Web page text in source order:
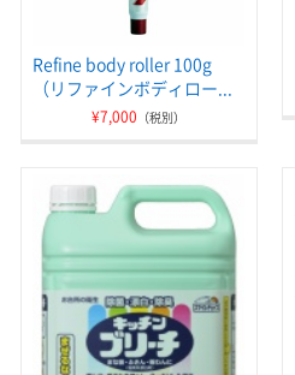
Refine body roller 100g
（リファインボディロー...
¥7,000 （税別）